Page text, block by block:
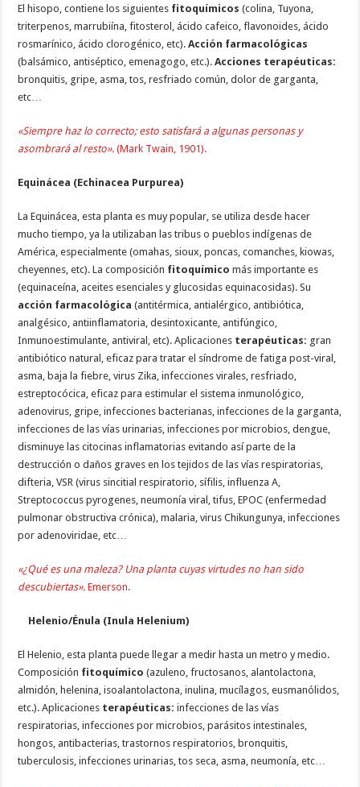
El hisopo, contiene los siguientes fitoquímicos (colina, Tuyona,
triterpenos, marrubiína, fitosterol, ácido cafeico, flavonoides, ácido
rosmarínico, ácido clorogénico, etc).Acción farmacológicas
(balsámico, antiséptico, emenagogo, etc.).Acciones terapéuticas:
bronquitis, gripe, asma, tos, resfriado común, dolor de garganta,
etc…
«Siempre haz lo correcto; esto satisfará a algunas personas y
asombrará al resto».(Mark Twain, 1901).
Equinácea (Echinacea Purpurea)
La Equinácea, esta planta es muy popular, se utiliza desde hacer
mucho tiempo, ya la utilizaban las tribus o pueblos indígenas de
América, especialmente (omahas, sioux, poncas, comanches, kiowas,
cheyennes, etc). La composición fitoquímico más importante es
(equinaceína, aceites esenciales y glucosidas equinacosidas). Su
acción farmacológica (antitérmica, antialérgico, antibiótica,
analgésico, antiinflamatoria, desintoxicante, antifúngico,
Inmunoestimulante, antiviral, etc). Aplicaciones terapéuticas: gran
antibiótico natural, eficaz para tratar el síndrome de fatiga post-viral,
asma, baja la fiebre, virus Zika, infecciones virales, resfriado,
estreptocócica, eficaz para estimular el sistema inmunológico,
adenovirus, gripe, infecciones bacterianas, infecciones de la garganta,
infecciones de las vías urinarias, infecciones por microbios, dengue,
disminuye las citocinas inflamatorias evitando así parte de la
destrucción o daños graves en los tejidos de las vías respiratorias,
difteria, VSR (virus sincitial respiratorio, sífilis, influenza A,
Streptococcus pyrogenes, neumonía viral, tifus, EPOC (enfermedad
pulmonar obstructiva crónica), malaria, virus Chikungunya, infecciones
por adenoviridae, etc…
«¿Qué es una maleza? Una planta cuyas virtudes no han sido
descubiertas». Emerson.
Helenio/Énula (Inula Helenium)
El Helenio, esta planta puede llegar a medir hasta un metro y medio.
Composición fitoquímico (azuleno, fructosanos, alantolactona,
almidón, helenina, isoalantolactona, inulina, mucílagos, eusmanólidos,
etc.). Aplicaciones terapéuticas: infecciones de las vías
respiratorias, infecciones por microbios, parásitos intestinales,
hongos, antibacterias, trastornos respiratorios, bronquitis,
tuberculosis, infecciones urinarias, tos seca, asma, neumonía, etc…